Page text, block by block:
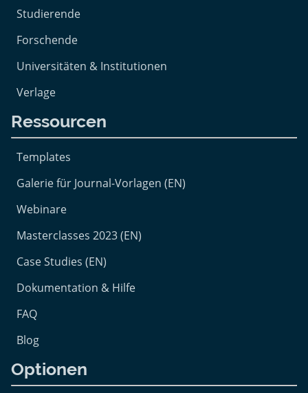
Studierende
Forschende
Universitäten & Institutionen
Verlage
Ressourcen
Templates
Galerie für Journal-Vorlagen (EN)
Webinare
Masterclasses 2023 (EN)
Case Studies (EN)
Dokumentation & Hilfe
FAQ
Blog
Optionen